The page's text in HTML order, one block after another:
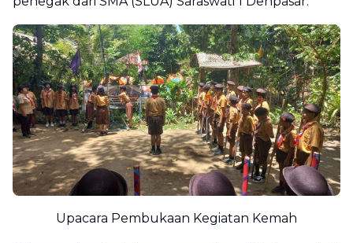
Upacara Pembukaan Kegiatan Kemah